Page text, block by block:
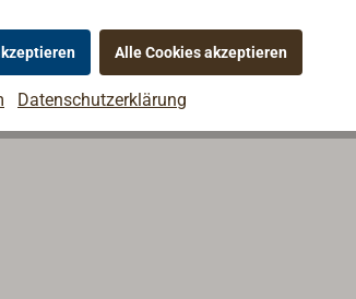
Alle Cookies akzeptieren
Datenschutzerklärung